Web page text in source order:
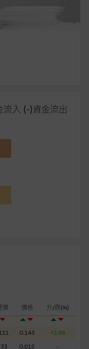
入 (-)資金流出
價 價格 升/跌(%)
0.143
+2.88
0.015
-
法律及/或法規所規
內容由麥格理集團所
亦不保證網站內容，或
疏忽)由於網站內容的
的依賴而導致的損失
或違約，投資者可能
結構性產品的詳情及
N類牛熊證投資者會
則可能為零。
網站的連結。此等連結
及機構的資訊。麥格